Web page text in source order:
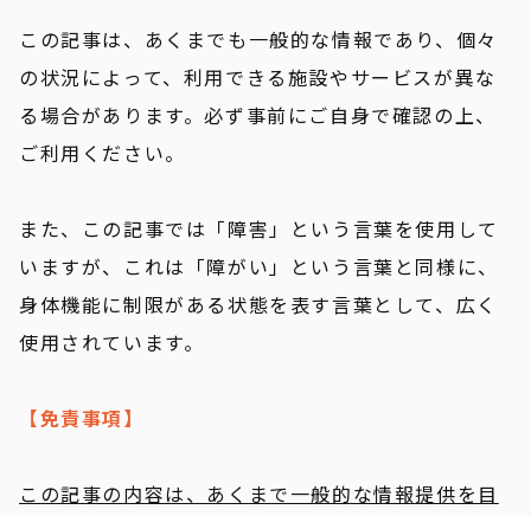
この記事は、あくまでも一般的な情報であり、個々
の状況によって、利用できる施設やサービスが異な
る場合があります。必ず事前にご自身で確認の上、
ご利用ください。
また、この記事では「障害」という言葉を使用して
いますが、これは「障がい」という言葉と同様に、
身体機能に制限がある状態を表す言葉として、広く
使用されています。
【免責事項】
この記事の内容は、あくまで一般的な情報提供を目